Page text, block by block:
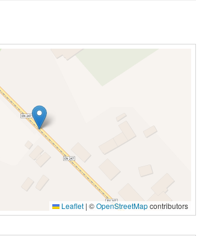
Leaflet | ©OpenStreetMapcontributors